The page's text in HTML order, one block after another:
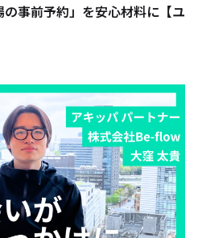
事前予約」を安心材料に【ユ